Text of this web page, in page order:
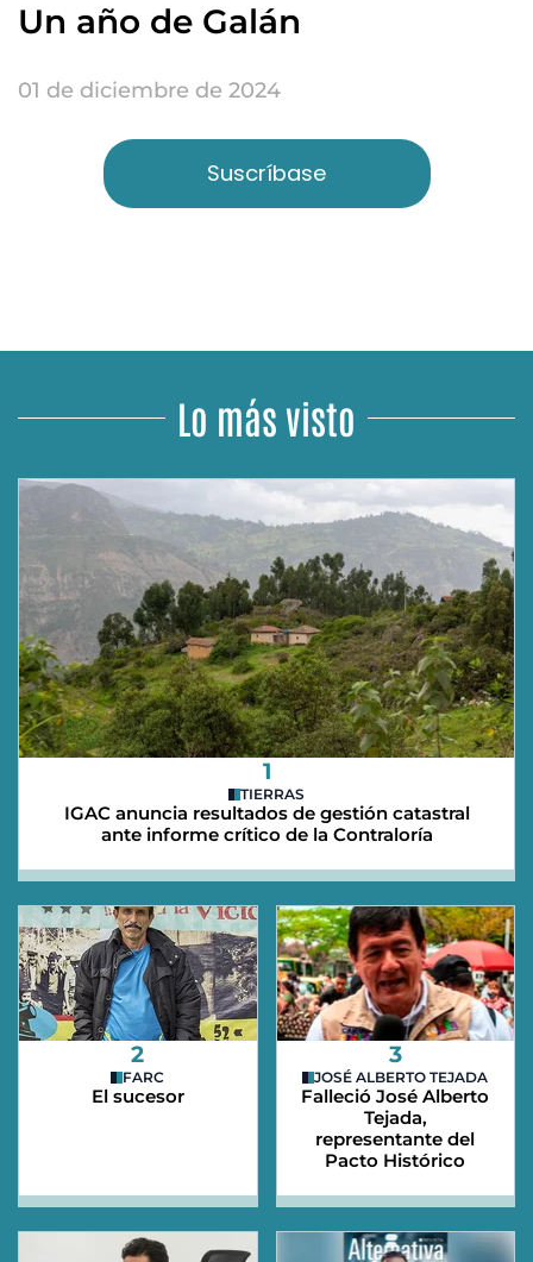
Un año de Galán
01 de diciembre de 2024
Suscríbase
Lo más visto
1
TIERRAS
IGAC anuncia resultados de gestión catastral
ante informe crítico de la Contraloría
2
FARC
El sucesor
3
JOSÉ ALBERTO TEJADA
Falleció José Alberto
Tejada,
representante del
Pacto Histórico